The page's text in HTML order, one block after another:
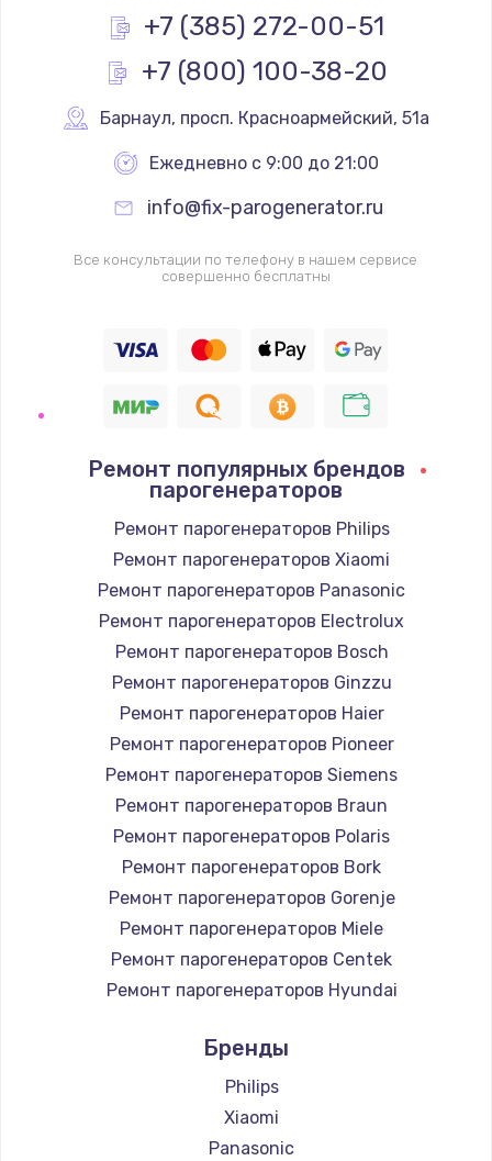
+7 (385) 272-00-51
+7 (800) 100-38-20
Барнаул, просп. Красноармейский, 51а
Ежедневно с 9:00 до 21:00
info@fix-parogenerator.ru
Все консультации по телефону в нашем сервисе
совершенно бесплатны
Ремонт популярных брендов
парогенераторов
Ремонт парогенераторов Philips
Ремонт парогенераторов Xiaomi
Ремонт парогенераторов Panasonic
Ремонт парогенераторов Electrolux
Ремонт парогенераторов Bosch
Ремонт парогенераторов Ginzzu
Ремонт парогенераторов Haier
Ремонт парогенераторов Pioneer
Ремонт парогенераторов Siemens
Ремонт парогенераторов Braun
Ремонт парогенераторов Polaris
Ремонт парогенераторов Bork
Ремонт парогенераторов Gorenje
Ремонт парогенераторов Miele
Ремонт парогенераторов Centek
Ремонт парогенераторов Hyundai
Ремонт парогенераторов DELTA
Ремонт парогенераторов Silter
Ремонт парогенераторов Chayka
Ремонт парогенераторов Beko
Бренды
Philips
Xiaomi
Panasonic